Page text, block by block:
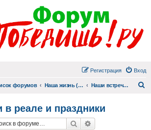
Вход
Регистрация
форумов Наша жизнь (не всё же о суициде!) Наши встречи в реале и праздники
в реале и праздники
Поиск